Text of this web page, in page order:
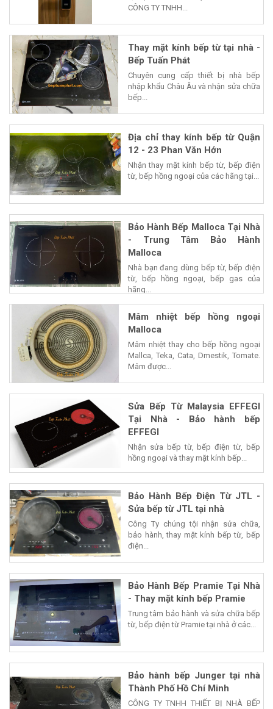
CÔNG TY TNHH...
Thay mặt kính bếp từ tại nhà -
Bếp Tuấn Phát
Chuyên cung cấp thiết bị nhà bếp
nhập khẩu Châu Âu và nhận sửa chữa
bếp...
Địa chỉ thay kính bếp từ Quận
12 - 23 Phan Văn Hớn
Nhận thay mặt kính bếp từ, bếp điện
từ, bếp hồng ngoại của các hãng tại...
Bảo Hành Bếp Malloca Tại Nhà
- Trung Tâm Bảo Hành
Malloca
Nhà bạn đang dùng bếp từ, bếp điện
từ, bếp hồng ngoại, bếp gas của
hãng...
Mâm nhiệt bếp hồng ngoại
Malloca
Mâm nhiệt thay cho bếp hồng ngoại
Mallca, Teka, Cata, Dmestik, Tomate.
Mâm được...
Sửa Bếp Từ Malaysia EFFEGI
Tại Nhà - Bảo hành bếp
EFFEGI
Nhận sửa bếp từ, bếp điện từ, bếp
hồng ngoại và thay mặt kính bếp...
Bảo Hành Bếp Điện Từ JTL -
Sửa bếp từ JTL tại nhà
Công Ty chúng tội nhận sửa chữa,
bảo hành, thay mặt kính bếp từ, bếp
điện...
Bảo Hành Bếp Pramie Tại Nhà
- Thay mặt kính bếp Pramie
Trung tâm bảo hành và sửa chữa bếp
từ, bếp điện từ Pramie tại nhà ở các...
Bảo hành bếp Junger tại nhà
Thành Phố Hồ Chí Minh
CÔNG TY TNHH THIẾT BỊ NHÀ BẾP